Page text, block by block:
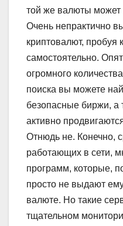
той же валюты может
Очень непрактично
криптовалют, пробуя
самостоятельно.
огромного
поиска вы можете
безопасные биржи, а
активно
Отнюдь не. Конечно,
работающих в сети,
программ, которые,
просто не выдают
валюте. Но такие
тщательном